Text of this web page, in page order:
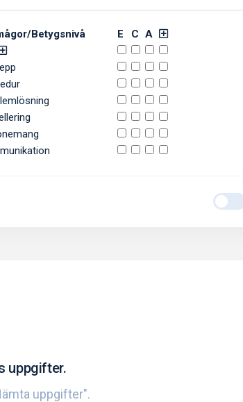
Betygsnivå E C A
uppgifter.
uppgifter".